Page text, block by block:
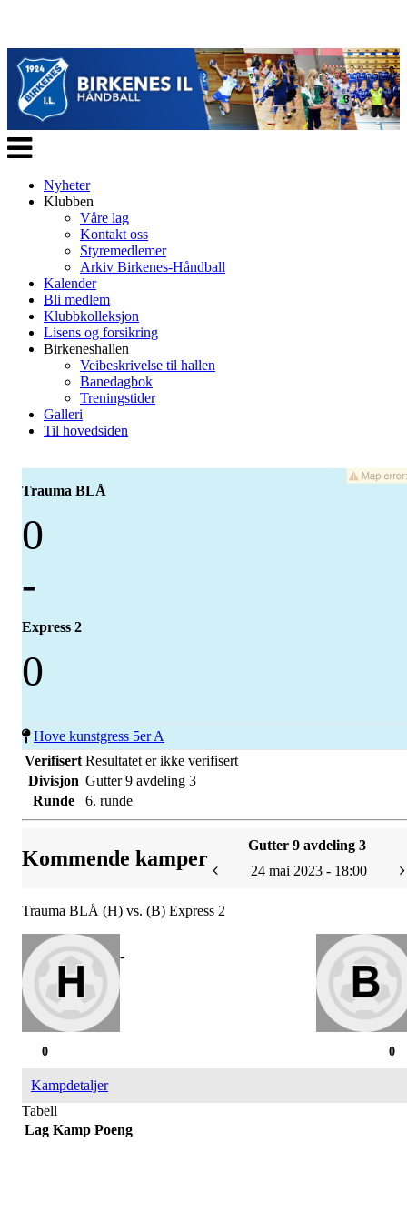
Veksle
navigasjon
Nyheter
Klubben
Våre lag
Kontakt oss
Styremedlemer
Arkiv Birkenes-Håndball
Kalender
Bli medlem
Klubbkolleksjon
Lisens og forsikring
Birkeneshallen
Veibeskrivelse til hallen
Banedagbok
Treningstider
Galleri
Til hovedsiden
Trauma BLÅ
0
-
Express 2
0
Hove kunstgress 5er A
Verifisert Resultatet er ikke verifisert
Divisjon Gutter 9 avdeling 3
Runde
6. runde
Kommende kamper
Gutter 9 avdeling 3
24 mai 2023 - 18:00
Trauma BLÅ (H) vs. (B) Express 2
-
0
0
Kampdetaljer
Tabell
Lag Kamp Poeng